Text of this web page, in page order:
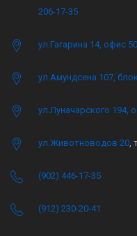
206-17-35
ул.Гагарина 14, офис
ул.Амундсена 107,
ул.Луначарского 194,
ул.Животноводов 20 ,
(902) 446-17-35
(912) 230-20-41